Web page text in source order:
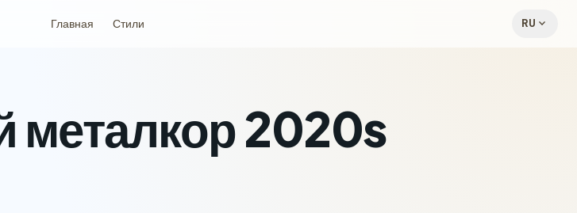
Главная Стили RU expand_more
металкор 2020s